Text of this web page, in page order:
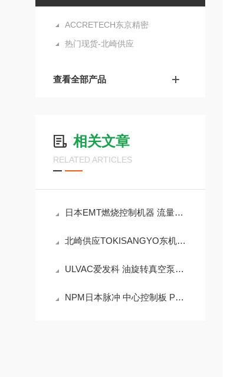
ACCRETECH东京精密
热门现货-北崎供应
查看全部产品
相关文章
RELATED ARTICLES
日本EMT燃烧控制机器 流量控制阀 SKJ25S0012
北崎供应TOKISANGYO东机产业转轴粘度计RB-215
ULVAC爱发科 油旋转真空泵GLD-137AA
NPM日本脉冲 中心控制板 PSM2‑56M‑B‑BK 产品简介